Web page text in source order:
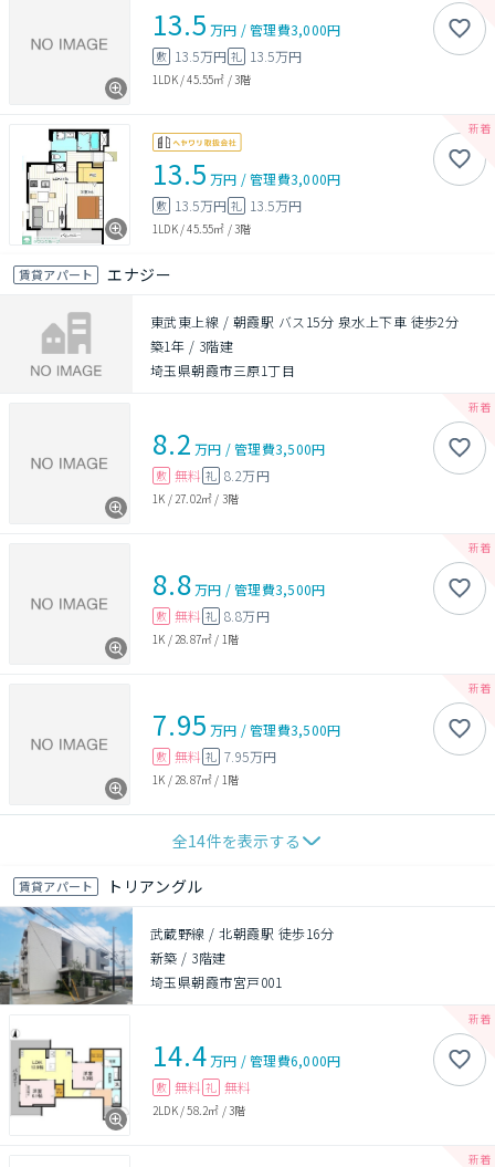
13.5 万円 /管理費3,000円
敷 13.5万円 礼 13.5万円
1LDK/45.55㎡ /3階
13.5 万円 /管理費3,000円
敷 13.5万円 礼 13.5万円
1LDK/45.55㎡ /3階
賃貸アパート エナジー
東武東上線 / 朝霞駅 バス15分 泉水上下車 徒歩2分
築1年 / 3階建
埼玉県朝霞市三原1丁目
8.2 万円 /管理費3,500円
敷 無料 礼 8.2万円
1K / 27.02㎡ / 3階
8.8万円 /管理費3,500円
敷 無料 礼 8.8万円
1K / 28.87㎡ / 1階
7.95 万円 /管理費3,500円
敷 無料 礼 7.95万円
1K / 28.87㎡ / 1階
全14件を表示する
賃貸アパート トリアングル
武蔵野線 / 北朝霞駅 徒歩16分
新築 / 3階建
埼玉県朝霞市宮戸001
14.4万円 /管理費6,000円
敷 無料 礼 無料
2LDK/58.2㎡ /3階